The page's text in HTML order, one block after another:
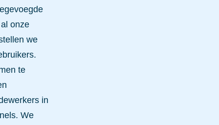
onze
we
te
in
We